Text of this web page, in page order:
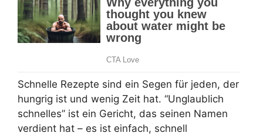
Schnelle Rezepte sind ein Segen für jeden, der
hungrig ist und wenig Zeit hat. “Unglaublich
schnelles” ist ein Gericht, das seinen Namen
verdient hat – es ist einfach, schnell